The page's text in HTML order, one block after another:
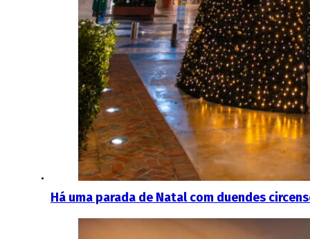
Há uma parada de Natal com duendes